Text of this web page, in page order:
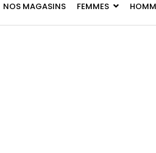
NOS MAGASINS FEMMES